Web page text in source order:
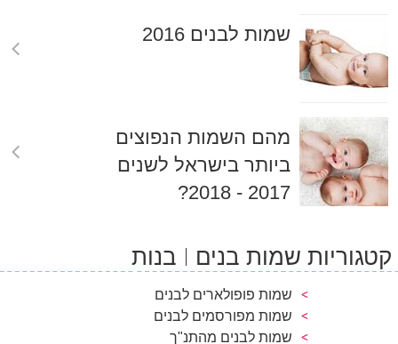
שמות לבנים 2016
מהם השמות הנפוצים
ביותר בישראל לשנים
2017 - 2018?
קטגוריות שמות בנים בנות
שמות פופולארים לבנים
שמות מפורסמים לבנים
שמות לבנים מהתנ"ך